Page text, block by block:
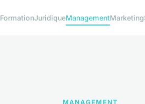
FormationJuridiqueManagementMarketing
MANAGEMENT